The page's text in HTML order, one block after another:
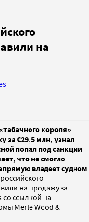
на
короля»
за €29,5 млн, узнал
попал под санкции
что не смогло
владеет судном
на продажу за
со ссылкой на
Merle Wood &